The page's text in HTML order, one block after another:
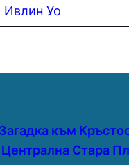
Уо
към
Централна Стара